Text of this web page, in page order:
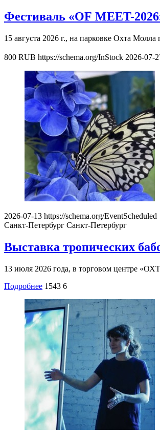
Фестиваль «OF MEET-
15 августа 2026 г., на парковке Охта
800 RUB https://schema.org/InStock 2026-07-
2026-07-13 https://schema.org/EventScheduled
Санкт-Петербург Санкт-Петербург
Выставка тропических
13 июля 2026 года, в торговом центре
Подробнее 1543 6